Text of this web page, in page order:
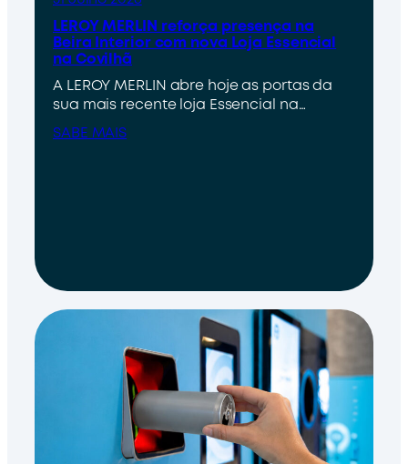
LEROY MERLIN reforça presença na
Beira Interior com nova Loja Essencial
na Covilhã
A LEROY MERLIN abre hoje as portas da
sua mais recente loja Essencial na…
SABE MAIS